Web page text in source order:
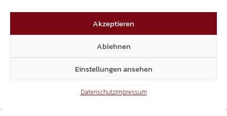
Akzeptieren
Ablehnen
Einstellungen ansehen
DatenschutzImpressum